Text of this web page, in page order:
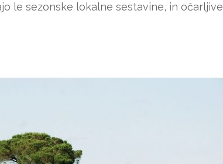
le sezonske lokalne sestavine, in očarljive